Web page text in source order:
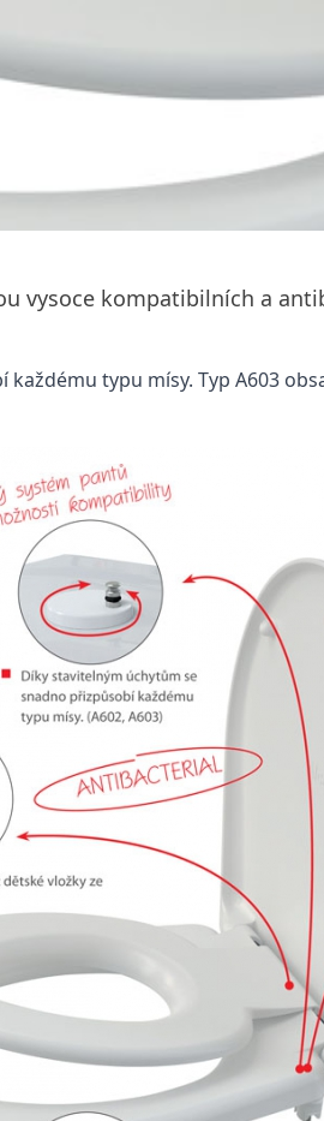
vysoce kompatibilních a
typu mísy. Typ A603